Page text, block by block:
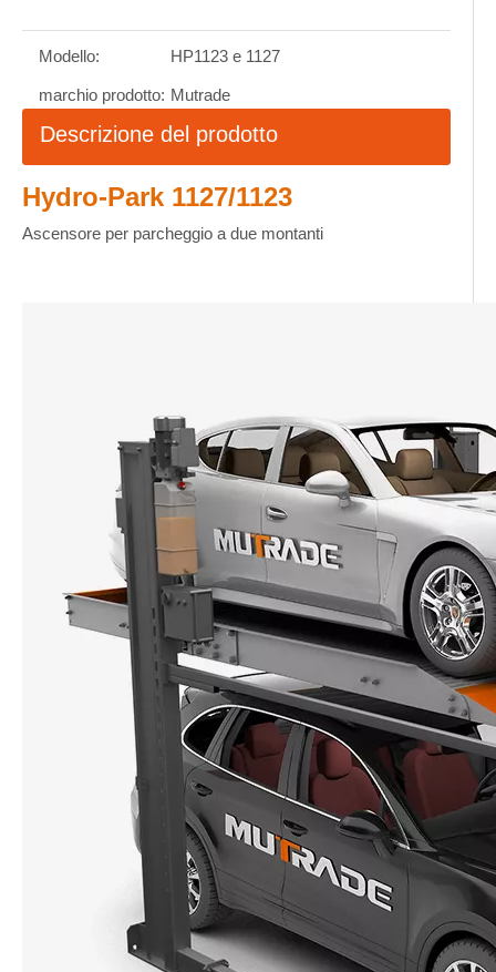
Modello: HP1123 e 1127
marchio prodotto: Mutrade
Descrizione del prodotto
Hydro-Park 1127/1123
Ascensore per parcheggio a due montanti